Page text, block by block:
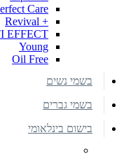
Care
+ Revival
EFFECT
Young
Oil Free
בשמי נשים
בשמי גברים
בישום בינלאומי